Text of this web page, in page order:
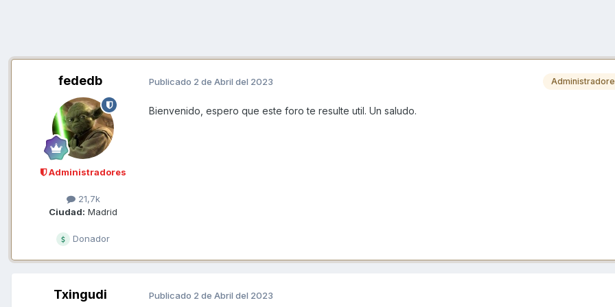
fededb
Administradores
21,7k
Ciudad: Madrid
Donador
Publicado 2 de Abril del 2023
Bienvenido, espero que este foro te resulte util. Un saludo.
Txingudi Publicado 2 de Abril del 2023